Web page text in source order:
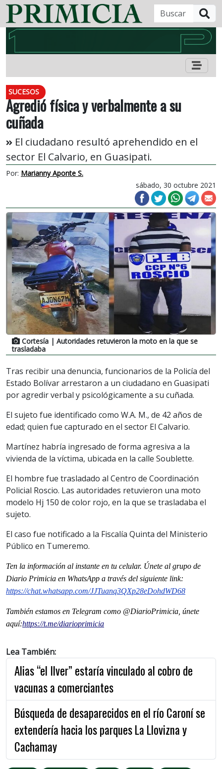
SUCESOS
Agredió física y verbalmente a su
cuñada
El ciudadano resultó aprehendido en el
sector El Calvario, en Guasipati.
Por: Marianny Aponte S.
sábado, 30 octubre 2021
Cortesía | Autoridades retuvieron la moto en la que se
trasladaba
Tras recibir una denuncia, funcionarios de la Policía del
Estado Bolívar arrestaron a un ciudadano en Guasipati
por agredir verbal y psicológicamente a su cuñada.
El sujeto fue identificado como W.A. M., de 42 años de
edad; quien fue capturado en el sector El Calvario.
Martínez habría ingresado de forma agresiva a la
vivienda de la víctima, ubicada en la calle Soublette.
El hombre fue trasladado al Centro de Coordinación
Policial Roscio. Las autoridades retuvieron una moto
modelo Hj 150 de color rojo, en la que se trasladaba el
sujeto.
El caso fue notificado a la Fiscalía Quinta del Ministerio
Público en Tumeremo.
Ten la información al instante en tu celular. Únete al grupo de
Diario Primicia en WhatsApp a través del siguiente link:
https://chat.whatsapp.com/JJTuanq3QXp28eDohdWD68
También estamos en Telegram como @DiarioPrimicia, únete
aquí:https://t.me/diarioprimicia
Lea También:
Alias “el Ilver” estaría vinculado al cobro de
vacunas a comerciantes
Búsqueda de desaparecidos en el río Caroní se
extendería hacia los parques La Llovizna y
Cachamay